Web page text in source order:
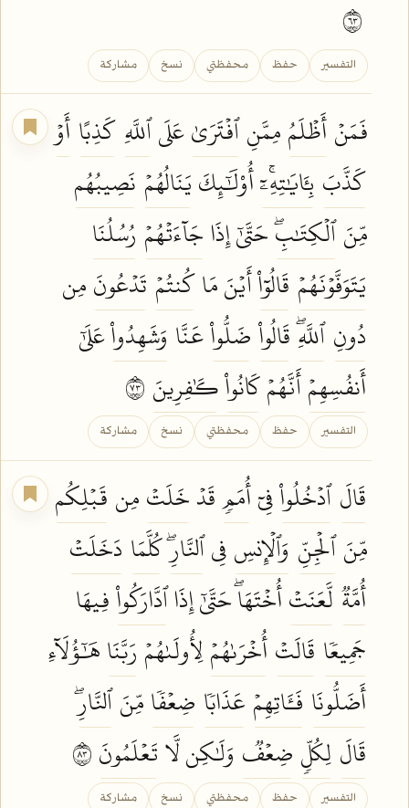
التفسير حفظ محفظتي نسخ مشاركة
فَمَنۡأَظۡلَمُمِمَّنِٱفۡتَرَىٰعَلَىٱللَّهِ كَذِبًا أَوۡ
كَذَّبَ بِـَٔايَٰتِهِۦٓۚأُوْلَٰٓئِكَيَنَالُهُمۡ نَصِيبُهُم
مِّنَٱلۡكِتَٰبِۖحَتَّىٰٓ إِذَاجَآءَتۡهُمۡ رُسُلُنَا
يَتَوَفَّوۡنَهُمۡ قَالُوٓاْأَيۡنَ مَاكُنتُمۡ تَدۡعُونَمِن
دُونِٱللَّهِۖقَالُواْضَلُّواْعَنَّا وَشَهِدُواْعَلَىٰٓ
أَنفُسِهِمۡأَنَّهُمۡكَانُواْكَٰفِرِينَ
التفسير حفظ محفظتي نسخ مشاركة
قَالَٱدۡخُلُواْفِيٓأُمَمٖقَدۡخَلَتۡمِن قَبۡلِكُم
مِّنَٱلۡجِنِّ وَٱلۡإِنسِفِيٱلنَّارِۖكُلَّمَا دَخَلَتۡ
أُمَّةٞ لَّعَنَتۡأُخۡتَهَاۖ حَتَّىٰٓ إِذَاٱدَّارَكُواْفِيهَا
جَمِيعٗا قَالَتۡأُخۡرَىٰهُمۡلِأُولَىٰهُمۡ رَبَّنَاهَٰٓؤُلَآءِ
أَضَلُّونَا فَـَٔاتِهِمۡعَذَابٗا ضِعۡفٗامِّنَٱلنَّارِۖ
قَالَ لِكُلّٖ ضِعۡفٞ وَلَٰكِن لَّاتَعۡلَمُونَ
التفسير حفظ محفظتي نسخ مشاركة